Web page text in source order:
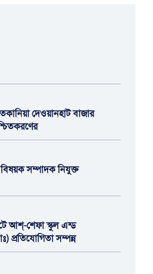
দেওয়ানহাট বাজার
বিষয়ক সম্পাদক নিযুক্ত
আশ্-শেফা স্কুল এন্ড
প্রতিযোগিতা সম্পন্ন